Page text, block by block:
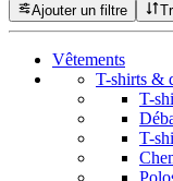
Ajouter un filtre
Vêtements
T-shirts &
T-
T-